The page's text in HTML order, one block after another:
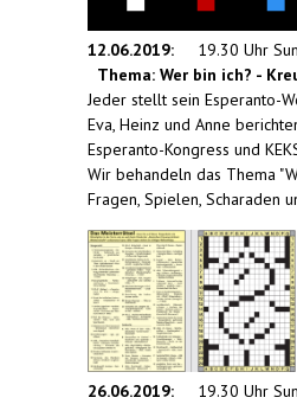
12.06.2019: 19.30 Uhr
Thema: Wer bin ich? -
Jeder stellt sein Esperanto-
Eva, Heinz und Anne
Esperanto-Kongress und
Wir behandeln das Thema
Fragen, Spielen, Scharaden
26.06.2019: 19.30 Uhr